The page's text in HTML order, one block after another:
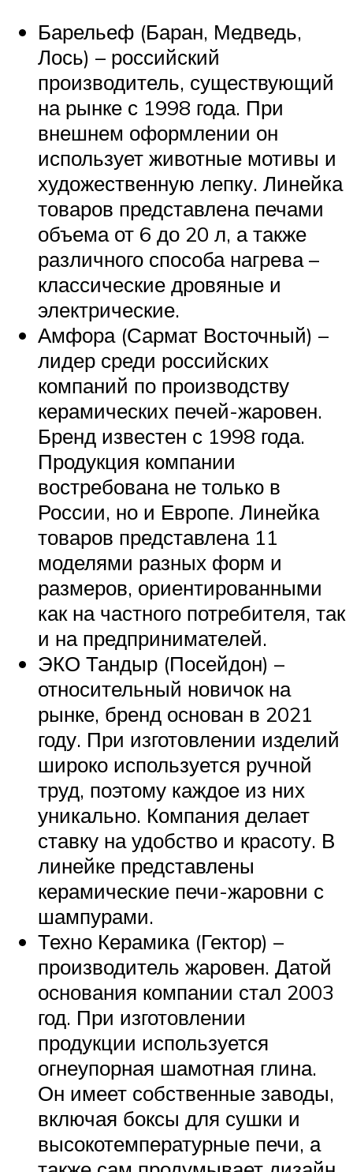
Барельеф (Баран, Медведь,
Лось) – российский
производитель, существующий
на рынке с 1998 года. При
внешнем оформлении он
использует животные мотивы и
художественную лепку. Линейка
товаров представлена печами
объема от 6 до 20 л, а также
различного способа нагрева –
классические дровяные и
электрические.
Амфора (Сармат Восточный) –
лидер среди российских
компаний по производству
керамических печей-жаровен.
Бренд известен с 1998 года.
Продукция компании
востребована не только в
России, но и Европе. Линейка
товаров представлена 11
моделями разных форм и
размеров, ориентированными
как на частного потребителя, так
и на предпринимателей.
ЭКО Тандыр (Посейдон) –
относительный новичок на
рынке, бренд основан в 2021
году. При изготовлении изделий
широко используется ручной
труд, поэтому каждое из них
уникально. Компания делает
ставку на удобство и красоту. В
линейке представлены
керамические печи-жаровни с
шампурами.
Техно Керамика (Гектор) –
производитель жаровен. Датой
основания компании стал 2003
год. При изготовлении
продукции используется
огнеупорная шамотная глина.
Он имеет собственные заводы,
включая боксы для сушки и
высокотемпературные печи, а